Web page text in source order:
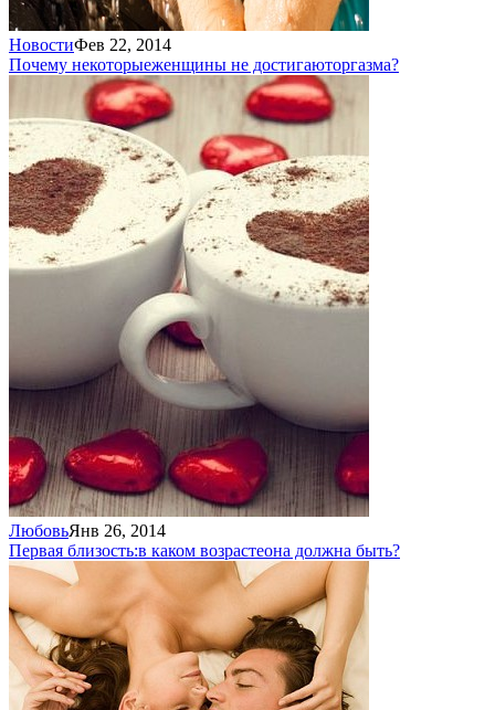
НовостиФев 22, 2014
Почему некоторыеженщины не достигаюторгазма?
ЛюбовьЯнв 26, 2014
Первая близость:в каком возрастеона должна быть?